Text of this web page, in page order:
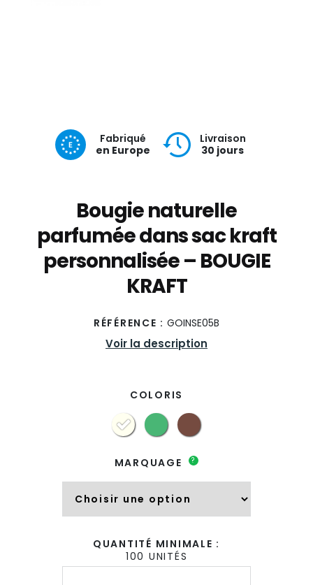
Fabriqué
en Europe
Livraison
30 jours
Bougie naturelle
parfumée dans sac kraft
personnalisée – BOUGIE
KRAFT
RÉFÉRENCE : GOINSE05B
Voir la description
COLORIS
MARQUAGE ?
QUANTITÉ MINIMALE :
100 UNITÉS
quantité